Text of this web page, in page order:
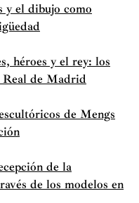
y el dibujo como
héroes y el rey: los
Real de Madrid
de Mengs
de la
de los modelos en